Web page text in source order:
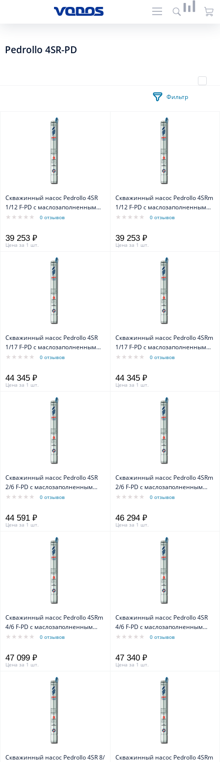
Pedrollo 4SR-PD
Фильтр
Скважинный насос Pedrollo 4SR
1/12 F-PD с маслозаполненным
двигателем 4PD0 отзывов
39 253 ₽
Цена за 1 шт.
Скважинный насос Pedrollo 4SRm
1/12 F-PD с маслозаполненным
двигателем 4PD0 отзывов
39 253 ₽
Цена за 1 шт.
Скважинный насос Pedrollo 4SR
1/17 F-PD с маслозаполненным
двигателем 4PD0 отзывов
44 345 ₽
Цена за 1 шт.
Скважинный насос Pedrollo 4SRm
1/17 F-PD с маслозаполненным
двигателем 4PD0 отзывов
44 345 ₽
Цена за 1 шт.
Скважинный насос Pedrollo 4SR
2/6 F-PD с маслозаполненным
двигателем 4PD0 отзывов
44 591 ₽
Цена за 1 шт.
Скважинный насос Pedrollo 4SRm
2/6 F-PD с маслозаполненным
двигателем 4PD0 отзывов
46 294 ₽
Цена за 1 шт.
Скважинный насос Pedrollo 4SRm
4/6 F-PD с маслозаполненным
двигателем 4PD0 отзывов
47 099 ₽
Цена за 1 шт.
Скважинный насос Pedrollo 4SR
4/6 F-PD с маслозаполненным
двигателем 4PD0 отзывов
47 340 ₽
Цена за 1 шт.
Скважинный насос Pedrollo 4SR 8/
Скважинный насос Pedrollo 4SRm